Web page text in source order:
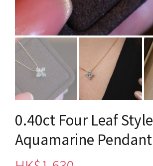
0.40ct Four Leaf Style
Aquamarine Pendant